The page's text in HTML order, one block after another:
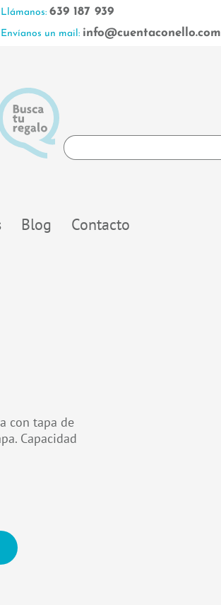
Llámanos: 639 187 939
Envíanos un mail: info@cuentaconello.com
Search
...
Blog Contacto
con tapa de
Capacidad